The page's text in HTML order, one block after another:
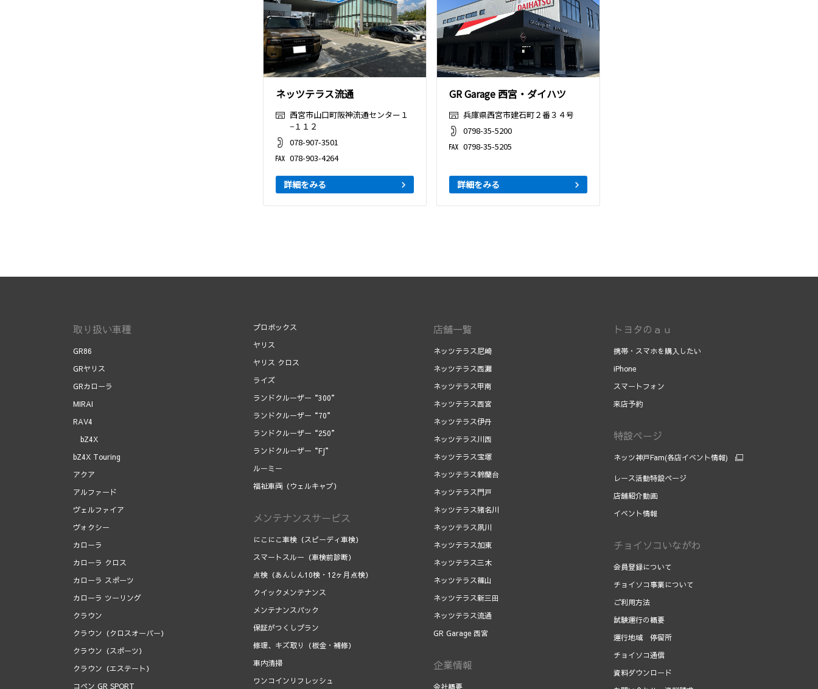
ネッツテラス流通
西宮市山口町阪神流通センター１
−１１２
078-907-3501
078-903-4264
詳細をみる
GR Garage 西宮・ダイハツ
兵庫県西宮市建石町２番３４号
0798-35-5200
0798-35-5205
詳細をみる
取り扱い車種
GR86
GRヤリス
GRカローラ
MIRAI
RAV4
bZ4X
bZ4X Touring
アクア
アルファード
ヴェルファイア
ヴォクシー
カローラ
カローラ クロス
カローラ スポーツ
カローラ ツーリング
クラウン
クラウン（クロスオーバー）
クラウン（スポーツ）
クラウン（エステート）
コペン GR SPORT
プロボックス
ヤリス
ヤリス クロス
ライズ
ランドクルーザー“300”
ランドクルーザー“70”
ランドクルーザー“250”
ランドクルーザー“FJ”
ルーミー
福祉車両（ウェルキャブ）
メンテナンスサービス
にこにこ車検（スピーディ車検）
スマートスルー（車検前診断）
点検（あんしん10検・12ヶ月点検）
クイックメンテナンス
メンテナンスパック
保証がつくしプラン
修理、キズ取り（板金・補修）
車内清掃
ワンコインリフレッシュ
店舗一覧
ネッツテラス尼崎
ネッツテラス西灘
ネッツテラス甲南
ネッツテラス西宮
ネッツテラス伊丹
ネッツテラス川西
ネッツテラス宝塚
ネッツテラス鈴蘭台
ネッツテラス門戸
ネッツテラス猪名川
ネッツテラス夙川
ネッツテラス加東
ネッツテラス三木
ネッツテラス篠山
ネッツテラス新三田
ネッツテラス流通
GR Garage 西宮
企業情報
会社概要
トヨタのａｕ
携帯・スマホを購入したい
iPhone
スマートフォン
来店予約
特設ページ
ネッツ神戸Fam(各店イベント情報)
レース活動特設ページ
店舗紹介動画
イベント情報
チョイソコいながわ
会員登録について
チョイソコ事業について
ご利用方法
試験運行の概要
運行地域 停留所
チョイソコ通信
資料ダウンロード